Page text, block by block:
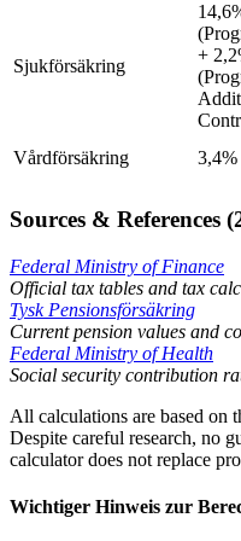
Sjukförsäkring
+
Vårdförsäkring 3,4%
Sources & References
Federal Ministry of Finance
Official tax tables and tax
Tysk Pensionsförsäkring
Current pension values and
Federal Ministry of Health
Social security contribution
All calculations are based on
Despite careful research, no
calculator does not replace
Wichtiger Hinweis zur